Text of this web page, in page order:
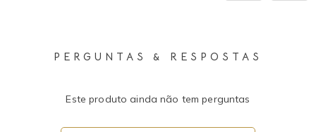
PERGUNTAS & RESPOSTAS
Este produto ainda não tem perguntas